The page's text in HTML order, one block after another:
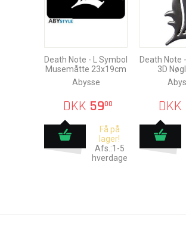
Death Note - L Symbol
Musemåtte 23x19cm
Abysse
DKK 5900
Få på
lager!
Afs.:1-5
hverdage
Death Note
3D
DKK